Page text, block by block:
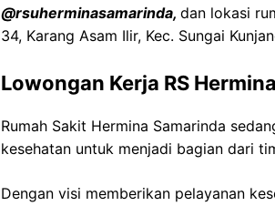
@rsuherminasamarinda, dan lokasi
34, Karang Asam Ilir, Kec. Sungai
Lowongan Kerja RS
Rumah Sakit Hermina Samarinda
kesehatan untuk menjadi bagian dari
Dengan visi memberikan pelayanan